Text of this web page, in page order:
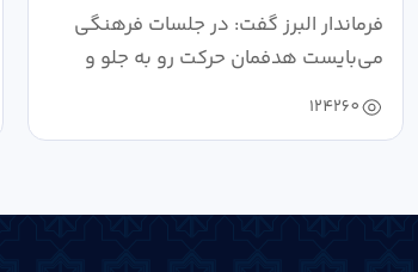
فرماندار البرز گفت: در جلسات فرهنگی
می‌بایست هدفمان حرکت رو به جلو و
دستیابی...
124260